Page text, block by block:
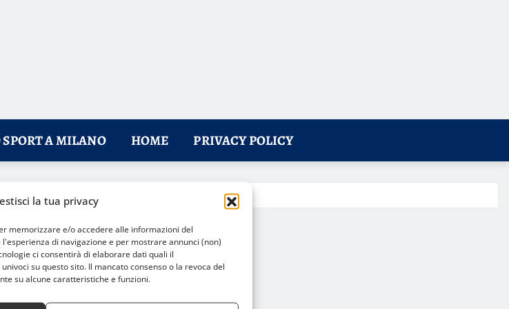
la tua privacy
memorizzare e/o accedere alle informazioni del
di navigazione e per mostrare annunci (non)
ci consentirà di elaborare dati quali il
su questo sito. Il mancato consenso o la revoca del
su alcune caratteristiche e funzioni.
A MILANO HOME PRIVACY POLICY
scommette sul futuro